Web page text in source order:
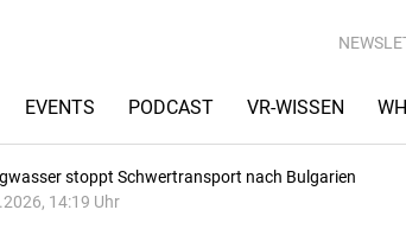
EVENTS PODCAST VR-WISSEN
stoppt Schwertransport nach Bulgarien
14:19 Uhr